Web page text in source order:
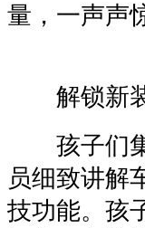
量，一声声
解锁新装
孩子们集
员细致讲解
技功能。孩